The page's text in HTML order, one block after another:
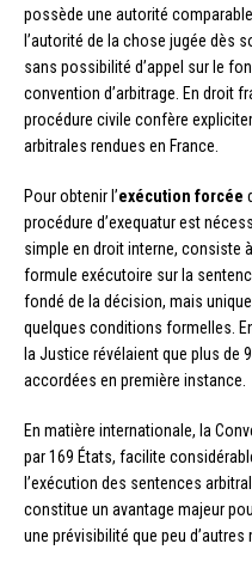
possède une autorité
l’autorité de la chose jugée dès
sans possibilité d’appel sur le
convention d’arbitrage. En droit
procédure civile confère
arbitrales rendues en France.
Pour obtenir l’exécution forcée
procédure d’exequatur est
simple en droit interne, consiste
formule exécutoire sur la
fondé de la décision, mais
quelques conditions formelles.
la Justice révélaient que plus de
accordées en première instance.
En matière internationale, la
par 169 États, facilite
l’exécution des sentences
constitue un avantage majeur
une prévisibilité que peu